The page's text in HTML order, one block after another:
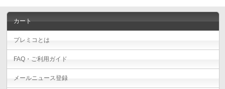
カート
プレミコとは
FAQ・ご利用ガイド
メールニュース登録